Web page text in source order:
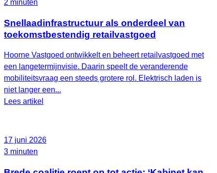
2 minuten
Snellaadinfrastructuur als onderdeel van
toekomstbestendig retailvastgoed
Hoorne Vastgoed ontwikkelt en beheert retailvastgoed met
een langetermijnvisie. Daarin speelt de veranderende
mobiliteitsvraag een steeds grotere rol. Elektrisch laden is
niet langer een...
Lees artikel
17 juni 2026
3 minuten